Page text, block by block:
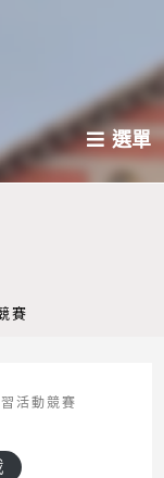
選單
賽
活動競賽